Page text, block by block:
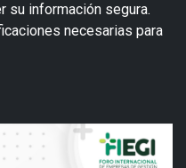
su información segura.
necesarias para